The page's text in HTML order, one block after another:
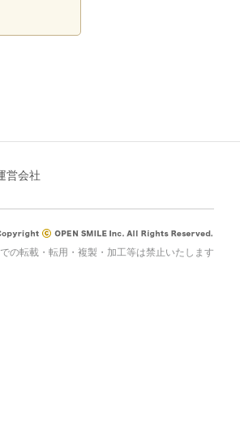
営会社
の転載・転用・複製・加工等は禁止いたします